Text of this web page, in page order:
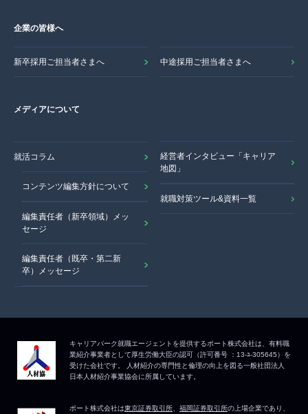
企業の皆様へ
新卒採用ご担当者さまへ 中途採用ご担当者さまへ
メディアについて
就活コラム
コンテンツ編集方針について
編集責任者（新卒領域）メッ
セージ
編集責任者（既卒・第二新
卒）メッセージ
経営者インタビュー「キャリア
地図」
就職対策ツール&資料一覧